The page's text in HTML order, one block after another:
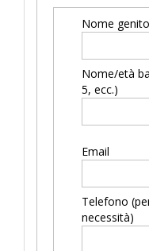
Nome
Nome/età
5, ecc.)
Email
Telefono
necessità)